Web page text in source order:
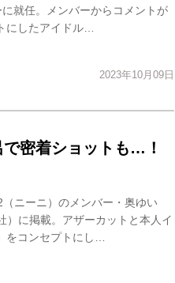
就任。メンバーからコメントが
にしたアイドル…
2023年10月09日
密着ショットも…！
ニーニ）のメンバー・奥ゆい
）に掲載。アザーカットと本人イ
をコンセプトにし…